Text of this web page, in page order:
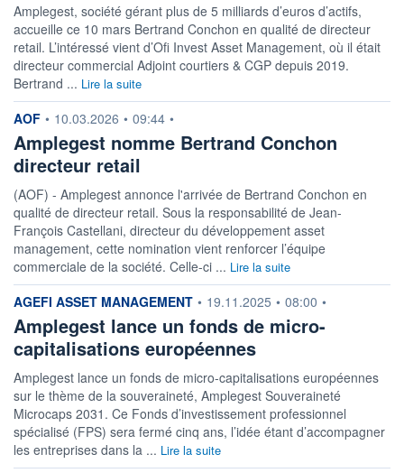
Amplegest, société gérant plus de 5 milliards d’euros d’actifs,
accueille ce 10 mars Bertrand Conchon en qualité de directeur
retail. L’intéressé vient d’Ofi Invest Asset Management, où il était
directeur commercial Adjoint courtiers & CGP depuis 2019.
Bertrand ... Lire la suite
information fournie par
AOF • 10.03.2026 • 09:44 •
Amplegest nomme Bertrand Conchon
directeur retail
(AOF) - Amplegest annonce l'arrivée de Bertrand Conchon en
qualité de directeur retail. Sous la responsabilité de Jean-
François Castellani, directeur du développement asset
management, cette nomination vient renforcer l’équipe
commerciale de la société. Celle-ci ... Lire la suite
information fournie par
AGEFI ASSET MANAGEMENT • 19.11.2025 • 08:00 •
Amplegest lance un fonds de micro-
capitalisations européennes
Amplegest lance un fonds de micro-capitalisations européennes
sur le thème de la souveraineté, Amplegest Souveraineté
Microcaps 2031. Ce Fonds d’investissement professionnel
spécialisé (FPS) sera fermé cinq ans, l’idée étant d’accompagner
les entreprises dans la ... Lire la suite